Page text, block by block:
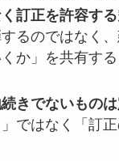
訂正を許容す
るのではなく
か」を共有す
きでないもの
」ではなく「訂